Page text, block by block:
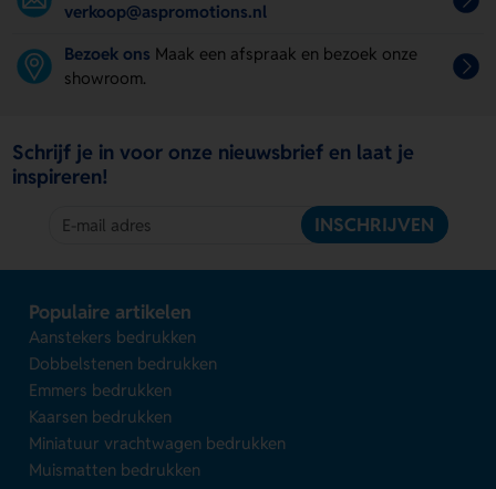
verkoop@aspromotions.nl
Bezoek ons Maak een afspraak en bezoek onze
showroom.
Schrijf je in voor onze nieuwsbrief en laat je
inspireren!
INSCHRIJVEN
Populaire artikelen
Aanstekers bedrukken
Dobbelstenen bedrukken
Emmers bedrukken
Kaarsen bedrukken
Miniatuur vrachtwagen bedrukken
Muismatten bedrukken